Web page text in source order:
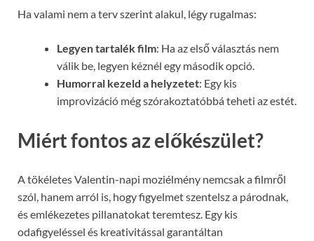
Ha valami nem a terv szerint alakul, légy rugalmas:
Legyen tartalék film: Ha az első választás nem
válik be, legyen kéznél egy második opció.
Humorral kezeld a helyzetet: Egy kis
improvizáció még szórakoztatóbbá teheti az estét.
Miért fontos az előkészület?
A tökéletes Valentin-napi moziélmény nemcsak a filmről
szól, hanem arról is, hogy figyelmet szentelsz a párodnak,
és emlékezetes pillanatokat teremtesz. Egy kis
odafigyeléssel és kreativitással garantáltan